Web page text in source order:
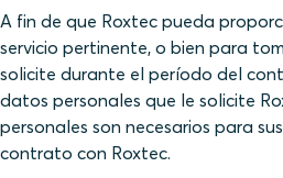
A fin de que Roxtec pueda
servicio pertinente, o bien para
solicite durante el período del
datos personales que le solicite
personales son necesarios para
contrato con Roxtec.